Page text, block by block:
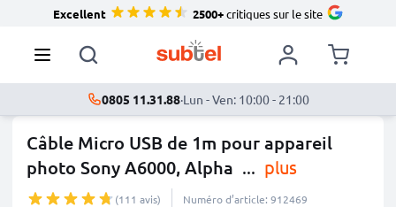
Excellent 2500+critiques sur le site
0805 11.31.88·Lun - Ven: 10:00 - 21:00
Câble Micro USB de 1m pour appareil
photo Sony A6000, Alpha ... plus
(111 avis) Numéro d’article: 912469